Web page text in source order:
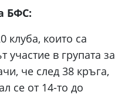
БФС:
клуба, които са
участие в групата за
че след 38 кръга,
се от 14-то до